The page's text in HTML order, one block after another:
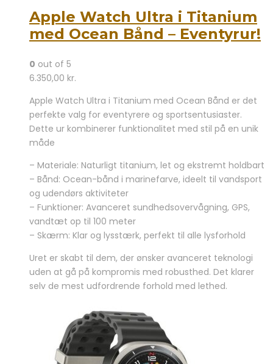
Apple Watch Ultra i Titanium
med Ocean Bånd – Eventyrur!
0 out of 5
6.350,00 kr.
Apple Watch Ultra i Titanium med Ocean Bånd er det
perfekte valg for eventyrere og sportsentusiaster.
Dette ur kombinerer funktionalitet med stil på en unik
måde
– Materiale: Naturligt titanium, let og ekstremt holdbart
– Bånd: Ocean-bånd i marinefarve, ideelt til vandsport
og udendørs aktiviteter
– Funktioner: Avanceret sundhedsovervågning, GPS,
vandtæt op til 100 meter
– Skærm: Klar og lysstærk, perfekt til alle lysforhold
Uret er skabt til dem, der ønsker avanceret teknologi
uden at gå på kompromis med robusthed. Det klarer
selv de mest udfordrende forhold med lethed.